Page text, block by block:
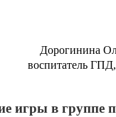
ГБОУ
игры в группе